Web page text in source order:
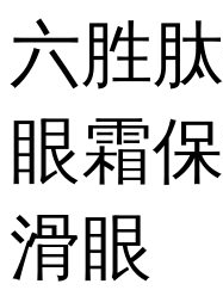
六胜
眼霜
滑眼